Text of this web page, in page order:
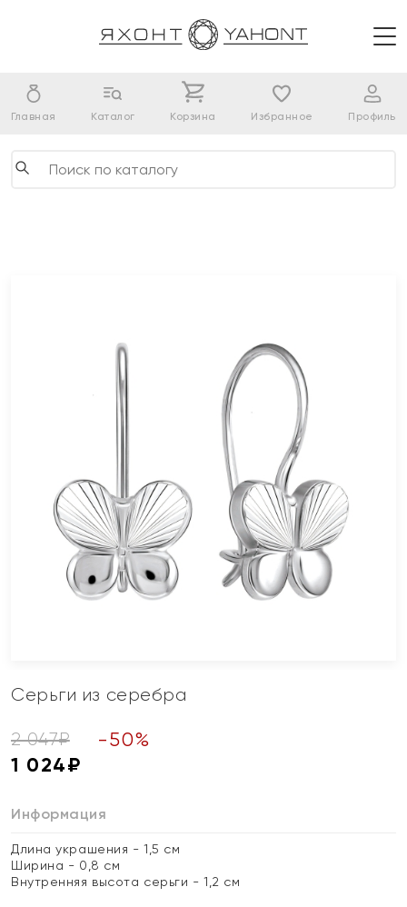
Главная Каталог Корзина Избранное Профиль
Серьги из серебра
2 047₽ -50%
1 024₽
Информация
Длина украшения - 1,5 см
Ширина - 0,8 см
Внутренняя высота серьги - 1,2 см